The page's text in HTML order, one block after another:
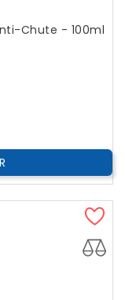
Chute - 100ml